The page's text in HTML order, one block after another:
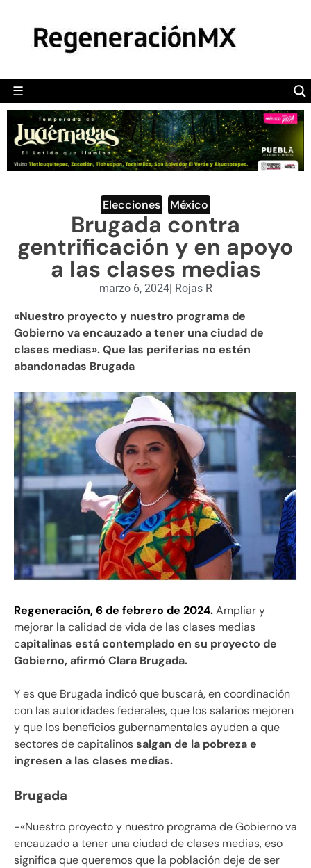
☰
POLÍTICA
CAMALEÓN
OPINIÓN
DEPORTES
ENGLISH SECTION
VIDEOS
Elecciones México
Brugada contra
gentrificación y en apoyo
a las clases medias
marzo 6, 2024| Rojas R
«Nuestro proyecto y nuestro programa de
Gobierno va encauzado a tener una ciudad de
clases medias». Que las periferias no estén
abandonadas Brugada
Regeneración, 6 de febrero de 2024.Ampliar y
mejorar la calidad de vida de las clases medias
capitalinas está contemplado en su proyecto de
Gobierno, afirmó Clara Brugada.
Y es que Brugada indicó que buscará, en coordinación
con las autoridades federales, que los salarios mejoren
y que los beneficios gubernamentales ayuden a que
sectores de capitalinossalgan de la pobreza e
ingresen a las clases medias.
Brugada
-«Nuestro proyecto y nuestro programa de Gobierno va
encauzado a tener una ciudad de clases medias, eso
significa que queremos que la población deje de ser